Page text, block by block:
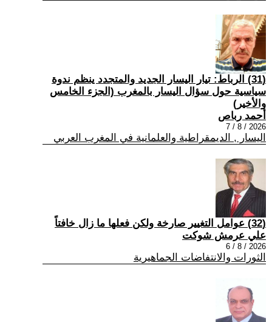
(31) الرباط: تيار اليسار الجديد والمتجدد ينظم ندوة
سياسية حول سؤال اليسار بالمغرب (الجزء الخامس
والأخير)
أحمد رباص
2026 / 8 / 7
اليسار , الديمقراطية والعلمانية في المغرب العربي
(32) عوامل التغيير صارخة ولكن فعلها ما زال خافتاً
علي عرمش شوكت
2026 / 8 / 6
الثورات والانتفاضات الجماهيرية